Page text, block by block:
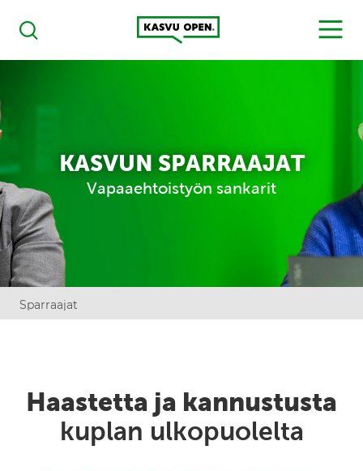
Haku
Kasvu Open
MENU
KASVUN SPARRAAJAT
Vapaaehtoistyön sankarit
Sparraajat
Haastetta ja kannustusta
kuplan ulkopuolelta